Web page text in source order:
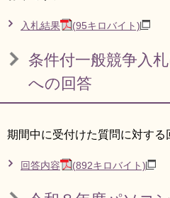
閉じる
入札結果 (95キロバイト)
条件付一般競争入
への回答
期間中に受付けた質問に対する
回答内容 (892キロバイト)